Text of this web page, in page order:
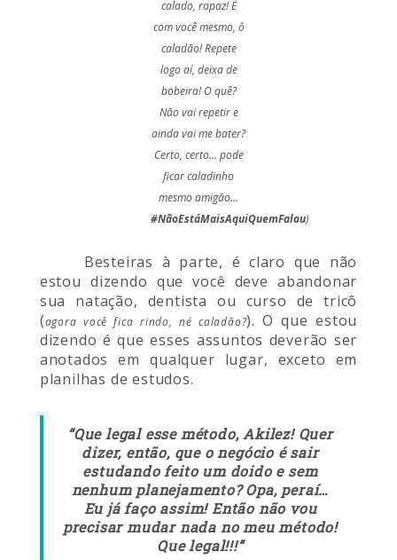
calado, rapaz! É
com você mesmo, ô
caladão! Repete
logo aí, deixa de
bobeira! O quê?
Não vai repetir e
ainda vai me bater?
Certo, certo… pode
ficar caladinho
mesmo amigão…
#NãoEstáMaisAquiQuemFalou)
Besteiras à parte, é claro que não
estou dizendo que você deve abandonar
sua natação, dentista ou curso de tricô
(agora você fica rindo, né caladão?). O que estou
dizendo é que esses assuntos deverão ser
anotados em qualquer lugar, exceto em
planilhas de estudos.
“Que legal esse método, Akilez! Quer
dizer, então, que o negócio é sair
estudando feito um doido e sem
nenhum planejamento? Opa, peraí…
Eu já faço assim! Então não vou
precisar mudar nada no meu método!
Que legal!!!”